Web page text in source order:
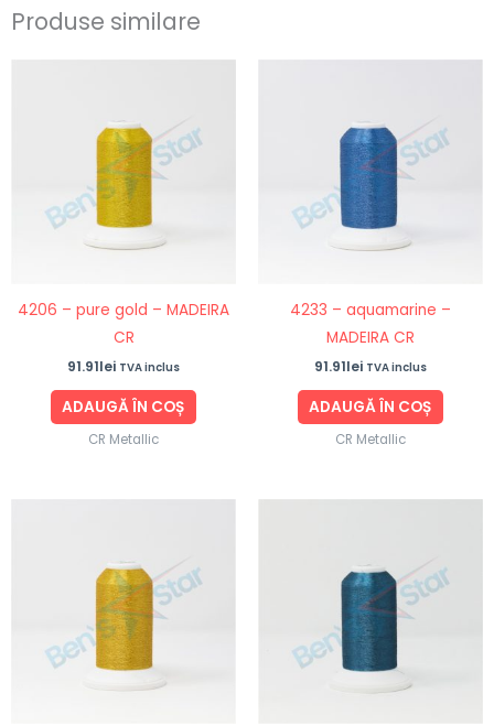
Produse similare
4206 – pure gold – MADEIRA
CR
91.91lei TVA inclus
ADAUGĂ ÎN COȘ
CR Metallic
4233 – aquamarine –
MADEIRA CR
91.91lei TVA inclus
ADAUGĂ ÎN COȘ
CR Metallic